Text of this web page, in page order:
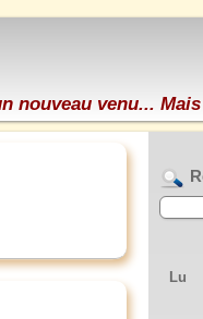
nouveau venu...
Lu